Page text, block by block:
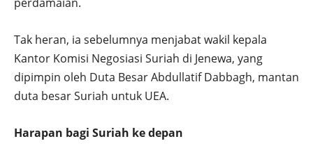
Tak heran, ia sebelumnya menjabat wakil kepala
Kantor Komisi Negosiasi Suriah di Jenewa, yang
dipimpin oleh Duta Besar Abdullatif Dabbagh, mantan
duta besar Suriah untuk UEA.
Harapan bagi Suriah ke depan